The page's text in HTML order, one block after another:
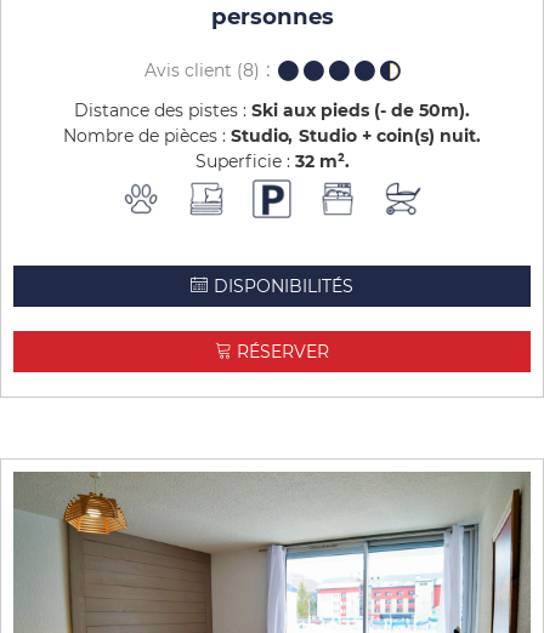
personnes
Avis client (8)
Distance des pistes : Ski aux pieds (- de 50m)
Nombre de pièces : Studio Studio + coin(s) nuit
Superficie : 32 m²
DISPONIBILITÉS
RÉSERVER